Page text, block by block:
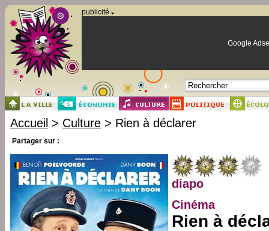
publicité
Google
Accueil > Culture > Rien à déclarer
Partager sur :
diapo
Cinéma
Rien à
Panneau de gestion des cookies